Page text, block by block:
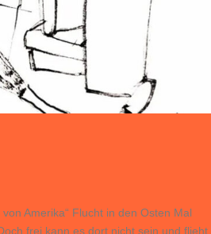
Amerika“ Flucht in den Osten Mal
frei kann es dort nicht sein und flieht